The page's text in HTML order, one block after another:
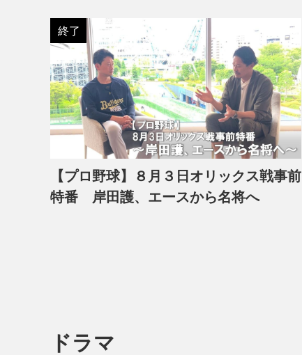
終了
【プロ野球】８月３日オリックス戦事前
特番 岸田護、エースから名将へ
ドラマ